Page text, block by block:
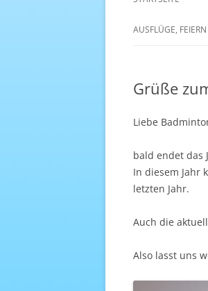
AUSFLÜGE,
Grüße
Liebe
bald endet das
In diesem Jahr
letzten Jahr.
Auch die
Also lasst uns